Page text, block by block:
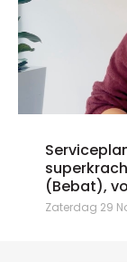
(Bebat),
Zaterdag 29